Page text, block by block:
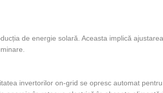
de energie solară. Aceasta implică
invertorilor on-grid se opresc automat